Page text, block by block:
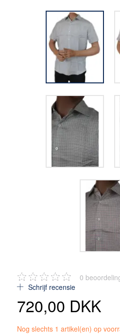
0
Schrijf recensie
720,00 DKK
Nog slechts 1 artikel(en) op